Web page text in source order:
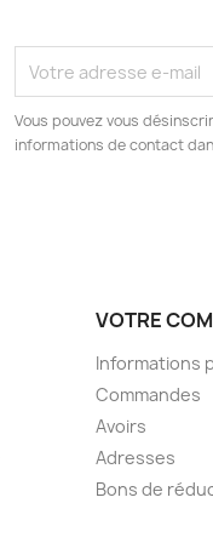
Vous pouvez vous
informations de contact
VOTRE
Informations
Commandes
Avoirs
Adresses
Bons de